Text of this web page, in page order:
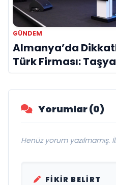
GÜNDEM
Almanya’da
Türk Firması:
Yorumlar (0)
Henüz yorum yazılmamış.
FIKIR BELIRT